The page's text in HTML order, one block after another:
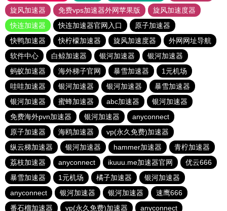
旋风加速器
免费vps加速器外网苹果版
旋风加速度器
快连加速器
快连加速器官网入口
原子加速器
快鸭加速器
快柠檬加速器 旋风加速度器
外网网址导航
软件中心
白鲸加速器 银河加速器
银河加速器
蚂蚁加速器
海外梯子官网 暴雪加速器
1元机场
哇哇加速器
银河加速器 银河加速器
暴雪加速器
银河加速器
蜜蜂加速器 abc加速器
银河加速器
免费海外pvn加速器
银河加速器
anyconnect
原子加速器
海鸥加速器
vp(永久免费)加速器
纵云梯加速器
银河加速器 hammer加速器
青柠加速器
荔枝加速器
anyconnect ikuuu.me加速器官网
优云666
暴雪加速器
1元机场 橘子加速器
银河加速器
anyconnect
银河加速器 银河加速器
速鹰666
番石榴加速器
vp(永久免费)加速器 anyconnect